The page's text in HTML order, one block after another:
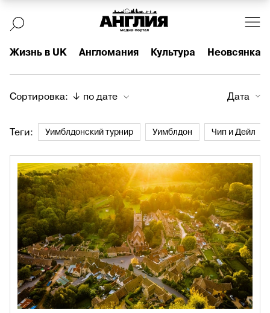
Жизнь в UK Англомания Культура Неовсянка
Дата
Теги: Уимблдонский турнир Уимблдон Чип и Дейл
Сортировка: ↓ по дате